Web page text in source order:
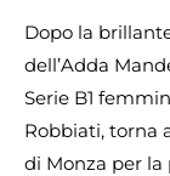
Dopo la
dell’Adda
Serie B1
Robbiati, torna
di Monza per